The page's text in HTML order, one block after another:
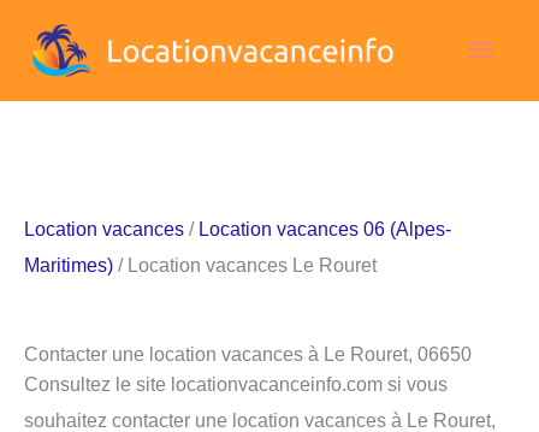
Location vacances / Location vacances 06 (Alpes-
Maritimes) / Location vacances Le Rouret
Contacter une location vacances à Le Rouret, 06650
Consultez le site locationvacanceinfo.com si vous
souhaitez contacter une location vacances à Le Rouret,